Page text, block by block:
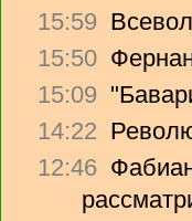
15:59
15:50
15:09
14:22
12:46